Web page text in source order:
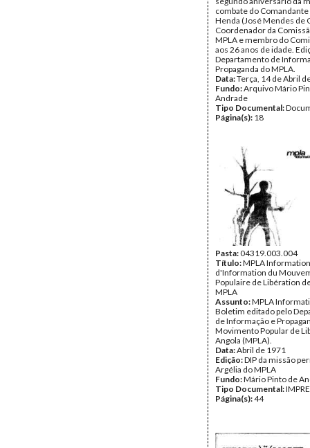
combate do Comandante
Henda (José Mendes de
Coordenador da
MPLA e membro do
aos 26 anos de idade.
Departamento de
Propaganda do MPLA.
Data:Terça, 14 de Abril
Fundo:Arquivo Mário
Andrade
Tipo Documental:
Página(s): 18
Pasta:04319.003.004
Título:MPLA
d'Information du
Populaire de Libération
MPLA
Assunto:MPLA
Boletim editado pelo
de Informação e
Movimento Popular de
Angola (MPLA).
Data:Abril de 1971
Edição:DIP da missão
Argélia do MPLA
Fundo:Mário Pinto de
Tipo Documental:
Página(s):44